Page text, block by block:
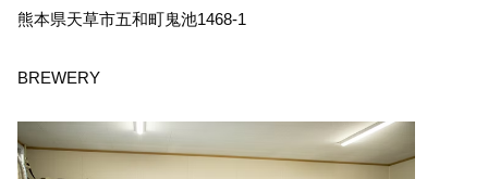
熊本県天草市五和町鬼池1468-1
BREWERY